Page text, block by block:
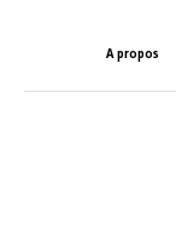
A propos